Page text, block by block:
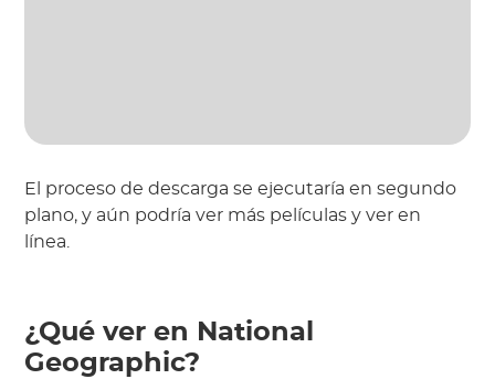
El proceso de descarga se ejecutaría en segundo
plano, y aún podría ver más películas y ver en
línea.
¿Qué ver en National
Geographic?